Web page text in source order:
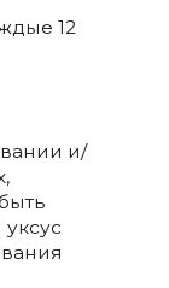
12
и/